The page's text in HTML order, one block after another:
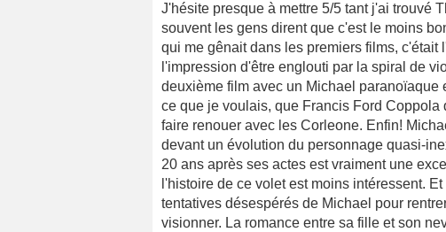
J'hésite presque à mettre 5/5 tant j'ai trouvé
souvent les gens dirent que c'est le moins
qui me gênait dans les premiers films,
l'impression d'être englouti par la spiral de
deuxième film avec un Michael paranoïaque
ce que je voulais, que Francis Ford
faire renouer avec les Corleone. Enfin!
devant un évolution du personnage quasi-
20 ans après ses actes est vraiment une
l'histoire de ce volet est moins intéressent.
tentatives désespérés de Michael pour
visionner. La romance entre sa fille et son